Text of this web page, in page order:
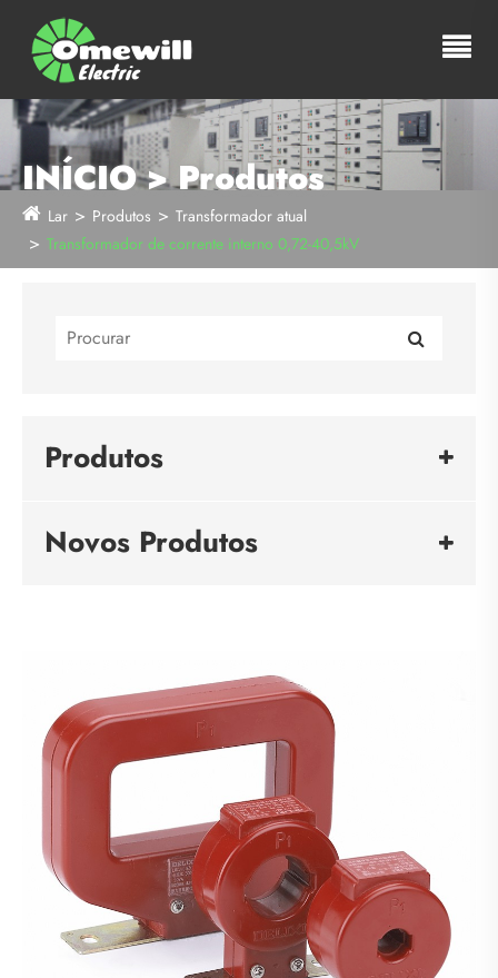
INÍCIO > Produtos
Lar Produtos
Transformador atual
Transformador de corrente interno 0,72-40,5kV
Produtos
Novos Produtos